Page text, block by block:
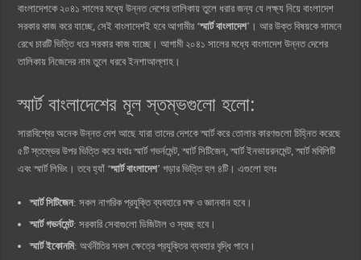
বাংলাদেশকে ২০৪১ সালের মধ্যে উন্নত দেশের তালিকায় তুলে ধরার জন্য যে লক্ষ্য নিয়ে বাংলাদেশ
সরকার কাজ করে যাচ্ছে, সেই বাংলাদেশই হবে আগামীর ‘স্মার্ট বাংলাদেশ’। আর উক্ত বিষয়কে সামনে
রেখে চারটি ভিত্তি ধরে সরকার কাজ যাচ্ছে। আগামী ২০৪১ সালের মধ্যে বাংলাদেশ উন্নত দেশের
তালিকায় নিজেদের নাম তুলে ধরবে ইনশাআল্লাহ।
স্মার্ট বাংলাদেশের মূল স্তম্ভগুলো হলো:
সারাবিশ্বের অনেক উন্নত দেশ আছে যারা তাদের দেশকে স্মার্ট করে তোলার কারণগুলো চিহ্নিত করেছে
৫টি স্তম্ভের উপর ভিত্তি করে যথাঃ স্মার্ট গভর্নমেন্ট,স্মার্ট সিটিজেন, স্মার্ট ইনভায়রনমেন্ট, স্মার্ট মবিলিটি
এবংস্মার্ট লিভিং । তবে হ্যাঁ ‘স্মার্ট বাংলাদেশ’ গড়ার ভিত্তি হল ৪টি। এগুলো হলঃ
স্মার্ট সিটিজেন: সকল নাগরিক প্রযুক্তি ব্যবহারে দক্ষ ও জ্ঞানবান হবে।
স্মার্ট গভর্নমেন্ট: সরকারি সেবাগুলো ডিজিটাল ও স্বচ্ছ হবে।
স্মার্ট ইকোনমি: অর্থনীতির সকল ক্ষেত্রে প্রযুক্তির ব্যবহার বৃদ্ধি পাবে।